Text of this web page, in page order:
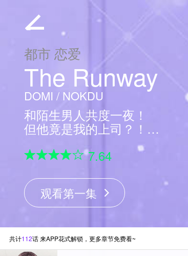
都市 恋爱
The Runway
DOMI / NOKDU
和陌生男人共度一夜！
但他竟是我的上司？！
The Runway时尚杂志的编辑刘
安，得知未婚夫劈腿之后，漫
都，她与偶然相遇的男人冲动
过了一夜…几个月后，公司新
一位业务能力满级的新主编，
这个男人…竟是和她共度一夜
个男人？！
7.64
观看第一集
共计112话 来APP花式解锁，更多章节免费看~